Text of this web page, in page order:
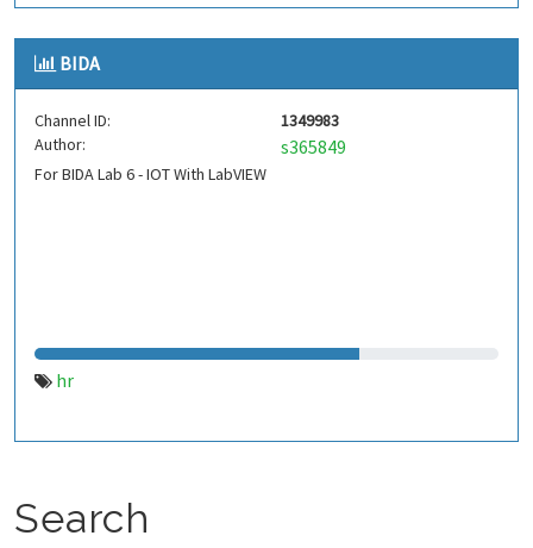
BIDA
Channel ID:
1349983
Author:
s365849
For BIDA Lab 6 - IOT With LabVIEW
hr
Search